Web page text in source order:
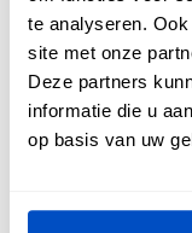
te analyseren.
site met onze
Deze partners
informatie die u
op basis van uw
Geborduurde